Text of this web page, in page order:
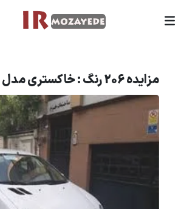
مزایده 206 رنگ : خاکستری مدل : 86